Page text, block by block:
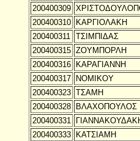
200400309
200400310
ΚΑΡΓΙΟΛΑΚΗ
200400311
ΤΣΙΜΠΙΔΑΣ
200400315 ΖΟΥΜΠΟΡΛΗ
200400316
ΚΑΡΑΓΙΑΝΝΗ
200400317
ΝΟΜΙΚΟΥ
200400323 ΤΣΑΜΗ
200400328
ΒΛΑΧΟΠΟΥΛΟΣ
200400331
200400333
ΚΑΤΣΙΑΜΗ